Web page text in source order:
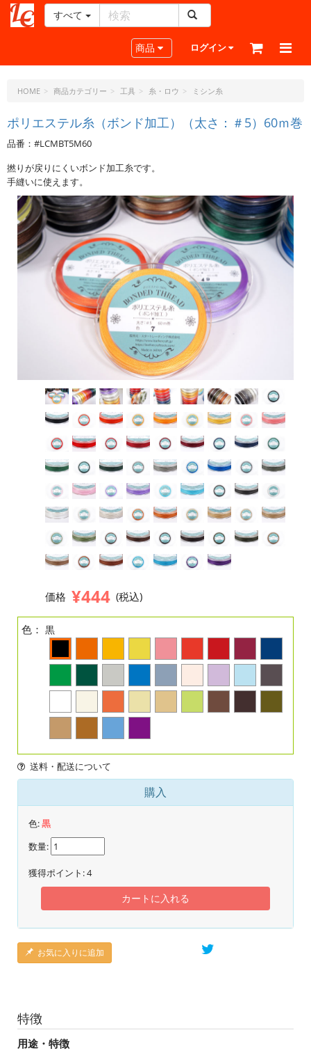
ー
ラ
ト・
ド
ッ
ト・
ジ
ェ
ー
ピ
ー
すべて
Toggle navigation
商品 ログイン
HOME 商品カテゴリー 工具 糸・ロウ ミシン糸
ポリエステル糸（ボンド加工）（太さ：＃5）60ｍ巻
品番：#LCMBT5M60
撚りが戻りにくいボンド加工糸です。
手縫いに使えます。
価格 ¥444 (税込)
色： 黒
送料・配送について
購入
色:黒
数量:
獲得ポイント:4
カートに入れる
お気に入りに追加
特徴
用途・特徴